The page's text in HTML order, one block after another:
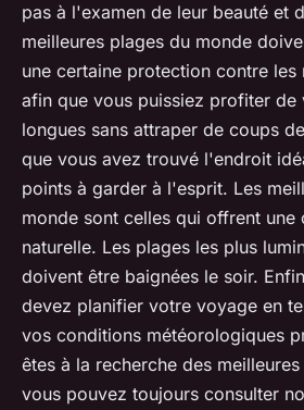
pas à l'examen de leur beauté et
meilleures plages du monde
une certaine protection contre les
afin que vous puissiez profiter de
longues sans attraper de coups
que vous avez trouvé l'endroit
points à garder à l'esprit. Les
monde sont celles qui offrent une
naturelle. Les plages les plus
doivent être baignées le soir.
devez planifier votre voyage en
vos conditions météorologiques
êtes à la recherche des
vous pouvez toujours consulter